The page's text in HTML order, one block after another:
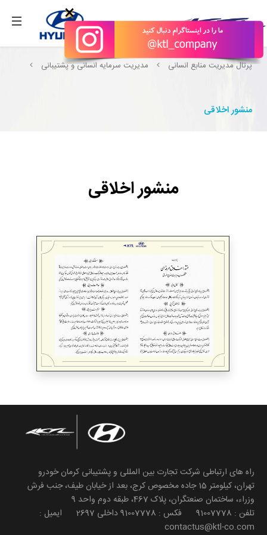
×
پرتال مدیریت منابع انسانی مدیریت سرمایه انسانی و پشتیبانی
منشور اخلاقی
منشور اخلاقی
راه های ارتباطی شرکت تجارت بین المللی و پشتیبانی کرمان خودرو
تهران، کیلومتر 15 جاده مخصوص کرج، بعد از خیابان طیف، جنب فرش
وزراء، ساختمان صنعتگران، پلاک 467، طبقه دوم واحد 9
تلفن : 91007778 فکس : 91007778 داخلی 2697 ایمیل :
contactus@ktl-co.com